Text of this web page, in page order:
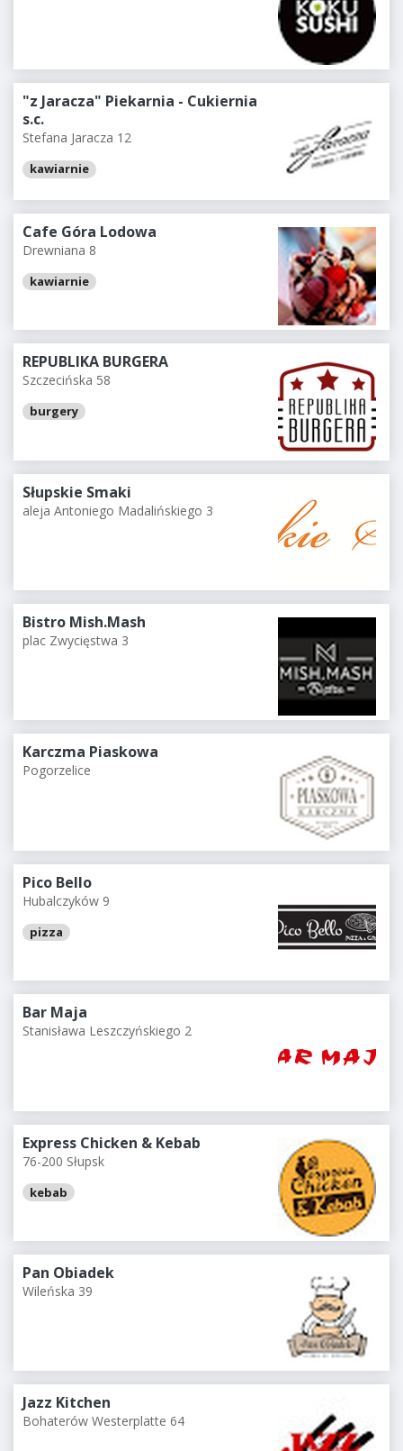
"z Jaracza" Piekarnia - Cukiernia
s.c.
Stefana Jaracza 12
kawiarnie
Cafe Góra Lodowa
Drewniana 8
kawiarnie
REPUBLIKA BURGERA
Szczecińska 58
burgery
Słupskie Smaki
aleja Antoniego Madalińskiego 3
Bistro Mish.Mash
plac Zwycięstwa 3
Karczma Piaskowa
Pogorzelice
Pico Bello
Hubalczyków 9
pizza
Bar Maja
Stanisława Leszczyńskiego 2
Express Chicken & Kebab
76-200 Słupsk
kebab
Pan Obiadek
Wileńska 39
Jazz Kitchen
Bohaterów Westerplatte 64